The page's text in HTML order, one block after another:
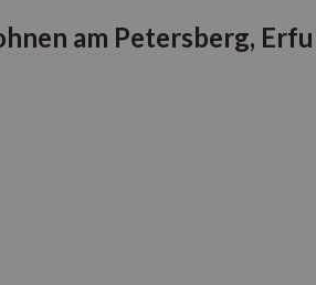
am Petersberg,